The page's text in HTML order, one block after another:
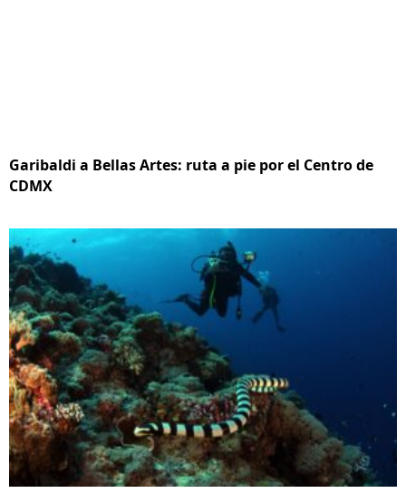
Garibaldi a Bellas Artes: ruta a pie por el Centro de
CDMX